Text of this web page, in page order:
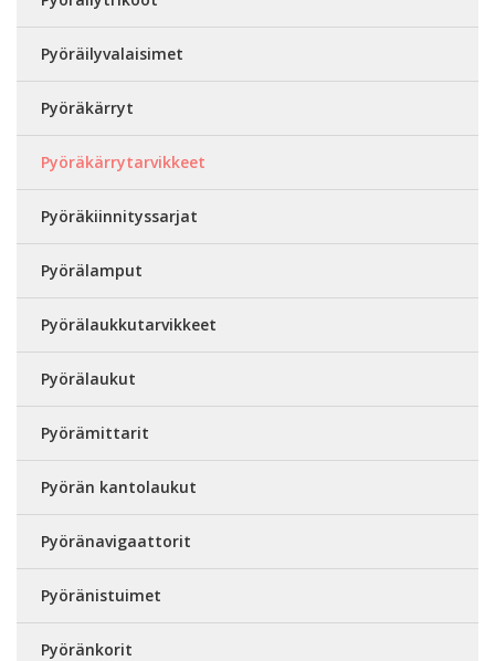
Pyöräilyvalaisimet
Pyöräkärryt
Pyöräkärrytarvikkeet
Pyöräkiinnityssarjat
Pyörälamput
Pyörälaukkutarvikkeet
Pyörälaukut
Pyörämittarit
Pyörän kantolaukut
Pyöränavigaattorit
Pyöränistuimet
Pyöränkorit